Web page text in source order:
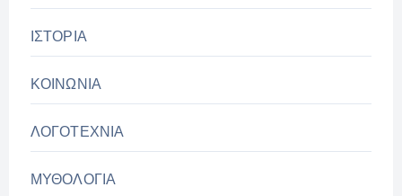
ΙΣΤΟΡΙΑ
ΚΟΙΝΩΝΙΑ
ΛΟΓΟΤΕΧΝΙΑ
ΜΥΘΟΛΟΓΙΑ